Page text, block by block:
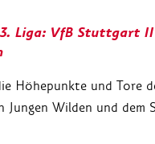
Liga: VfB Stuttgart II
Höhepunkte und Tore
Jungen Wilden und dem